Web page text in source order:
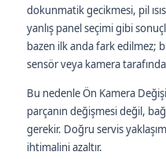
dokunmatik gecikmesi, pil
yanlış panel seçimi gibi
bazen ilk anda fark edilmez;
sensör veya kamera
Bu nedenle Ön Kamera
parçanın değişmesi değil,
gerekir. Doğru servis
ihtimalini azaltır.